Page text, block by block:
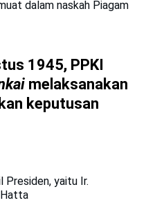
dalam naskah Piagam
1945, PPKI
melaksanakan
keputusan
Presiden, yaitu Ir.